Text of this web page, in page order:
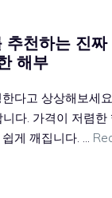
추천하는 진
해부
다고 상상해보세
다. 가격이 저렴
게 깨집니다. …